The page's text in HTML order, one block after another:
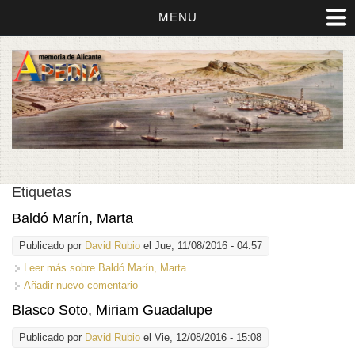
MENU
Etiquetas
Baldó Marín, Marta
Publicado por David Rubio el Jue, 11/08/2016 - 04:57
Leer más sobre Baldó Marín, Marta
Añadir nuevo comentario
Blasco Soto, Miriam Guadalupe
Publicado por David Rubio el Vie, 12/08/2016 - 15:08